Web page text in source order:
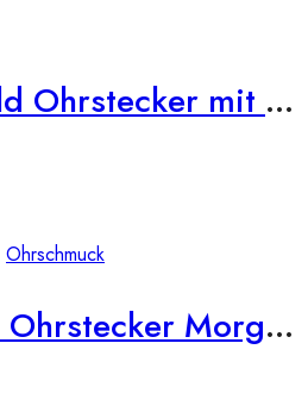
585er Gelbgold Ohrstecker mit Süßwasser Zuchtperle – Ø6 mm
Ohrschmuck
585er Rotgold Ohrstecker Morganit Krappenfassung – 0,59ct./36 x Diamanten zus. 0,13ct.